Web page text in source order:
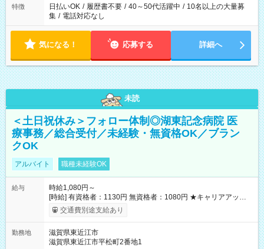
特徴 日払いOK / 履歴書不要 / 40～50代活躍中 / 10名以上の大量募
集 / 電話対応なし
気になる！ 応募する 詳細へ
未読
＜土日祝休み＞フォロー体制◎湖東記念病院 医
療事務／総合受付／未経験・無資格OK／ブラン
クOK
アルバイト 職種未経験OK
給与
時給1,080円～
[時給] 有資格者：1130円 無資格者：1080円 ★キャリアアップ制
度あり 進級により給与がアップします！ 【試用期間】試用期間
あり 試用期間の長さ：3ヶ月 雇用形態、給与は本採用時と同じ
交通費別途支給あり
勤務地
滋賀県東近江市
滋賀県東近江市平松町2番地1